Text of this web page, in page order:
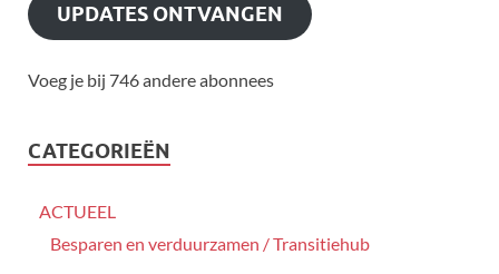
UPDATES ONTVANGEN
Voeg je bij 746 andere abonnees
CATEGORIEËN
ACTUEEL
Besparen en verduurzamen / Transitiehub